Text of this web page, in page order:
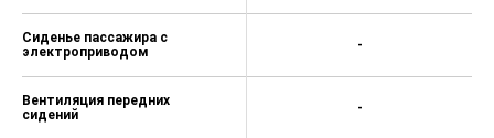
Сиденье пассажира с
электроприводом
Вентиляция передних
сидений
-
-